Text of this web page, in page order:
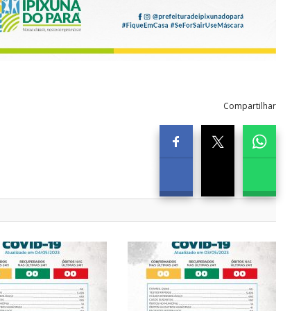
Compartilhar